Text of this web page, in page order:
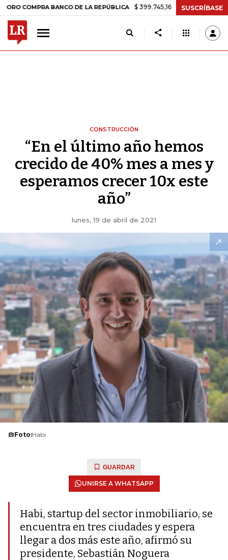
BANCO DE LA REPÚBLICA $ 399.745,16 +$ 2.295,71 +0,58%
SUSCRÍBASE
CONSTRUCCIÓN
“En el último año hemos
crecido de 40% mes a mes y
esperamos crecer 10x este
año”
lunes, 19 de abril de 2021
Foto:Habi
GUARDAR
UNIRSE A WHATSAPP
Habi, startup del sector inmobiliario, se
encuentra en tres ciudades y espera
llegar a dos más este año, afirmó su
presidente, Sebastián Noguera